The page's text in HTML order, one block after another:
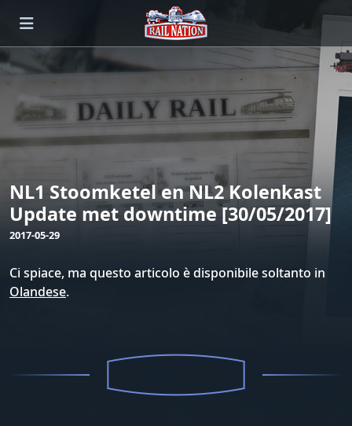
NL1 Stoomketel en NL2 Kolenkast
Update met downtime [30/05/2017]
2017-05-29
Ci spiace, ma questo articolo è disponibile soltanto in
Olandese.